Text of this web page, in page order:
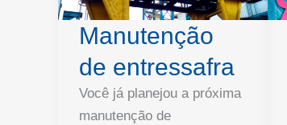
Manutenção
de entressafra
Você já planejou a próxima
manutenção de